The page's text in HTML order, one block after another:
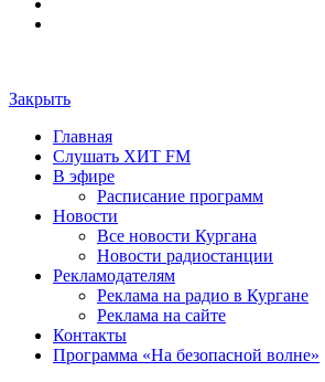
Закрыть
Главная
Слушать ХИТ FM
В эфире
Расписание программ
Новости
Все новости Кургана
Новости радиостанции
Рекламодателям
Реклама на радио в Кургане
Реклама на сайте
Контакты
Программа «На безопасной волне»